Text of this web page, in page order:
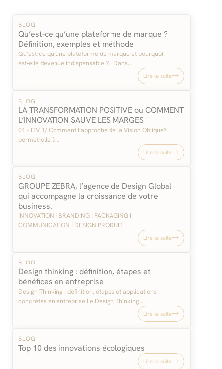
Qu’est-ce qu’une plateforme de marque ?
Définition, exemples et méthode
BLOG
Qu’est-ce qu’une plateforme de marque et pourquoi
est‑elle devenue indispensable ? Dans…
Lire la suite
LA TRANSFORMATION POSITIVE ou COMMENT
L’INNOVATION SAUVE LES MARGES
BLOG
01 – ITV 1/ Comment l’approche de la Vision Oblique®
permet-elle à…
Lire la suite
GROUPE ZEBRA, l’agence de Design Global
qui accompagne la croissance de votre
business.
BLOG
INNOVATION I BRANDING I PACKAGING I
COMMUNICATION I DESIGN PRODUIT
Lire la suite
Design thinking : définition, étapes et
bénéfices en entreprise
BLOG
Design Thinking : définition, étapes et applications
concrètes en entreprise Le Design Thinking…
Lire la suite
Top 10 des innovations écologiques
BLOG
Lire la suite